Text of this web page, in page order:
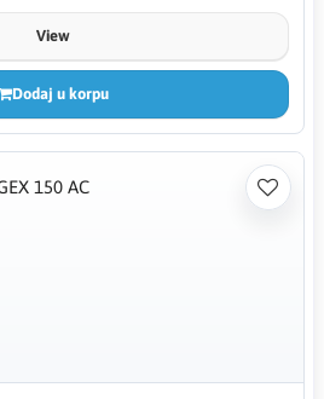
View
Dodaj u korpu